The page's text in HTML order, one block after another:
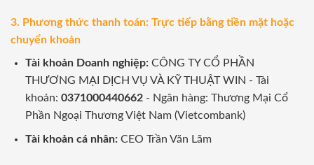
3. Phương thức thanh toán: Trực tiếp bằng tiền mặt hoặc
chuyển khoản
Tài khoản Doanh nghiệp:CÔNG TY CỔ PHẦN
THƯƠNG MẠI DỊCH VỤ VÀ KỸ THUẬT WIN - Tài
khoản: 0371000440662- Ngân hàng: Thương Mại Cổ
Phần Ngoại Thương Việt Nam (Vietcombank)
Tài khoản cá nhân: CEO Trần Văn Lãm